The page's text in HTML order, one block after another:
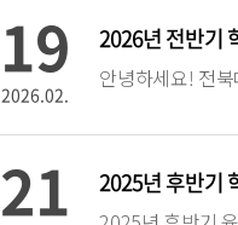
19
2026.02.
2026년 전반기
21 2025년 후반기